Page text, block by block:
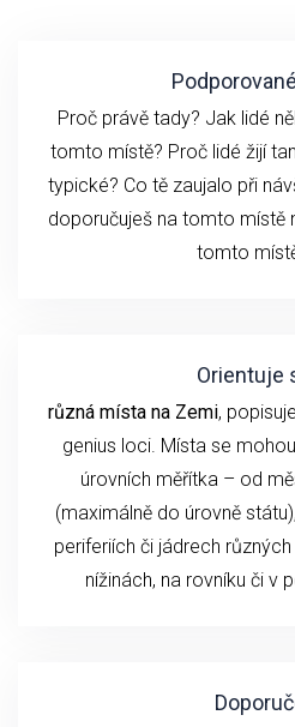
Proč právě tady? Jak lidé
tomto místě? Proč lidé žijí
typické? Co tě zaujalo při
doporučuješ na tomto místě
tomto
Orientuje
různá místa na Zemi,
genius loci. Místa se
úrovních měřítka – od
(maximálně do úrovně
periferiích či jádrech
nížinách, na rovníku či v